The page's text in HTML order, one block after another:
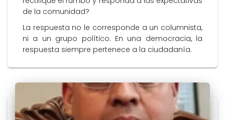
de la comunidad?
La respuesta no le corresponde a un columnista,
ni a un grupo político. En una democracia, la
respuesta siempre pertenece a la ciudadanía.